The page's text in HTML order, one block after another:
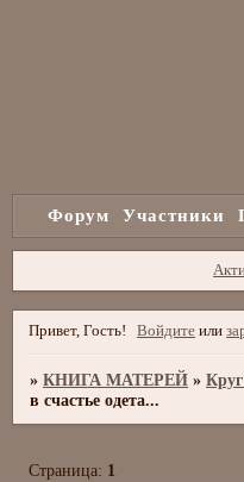
Форум Участники
Привет, Гость! Войдите или
»КНИГА МАТЕРЕЙ »
в счастье одета...
Страница: 1